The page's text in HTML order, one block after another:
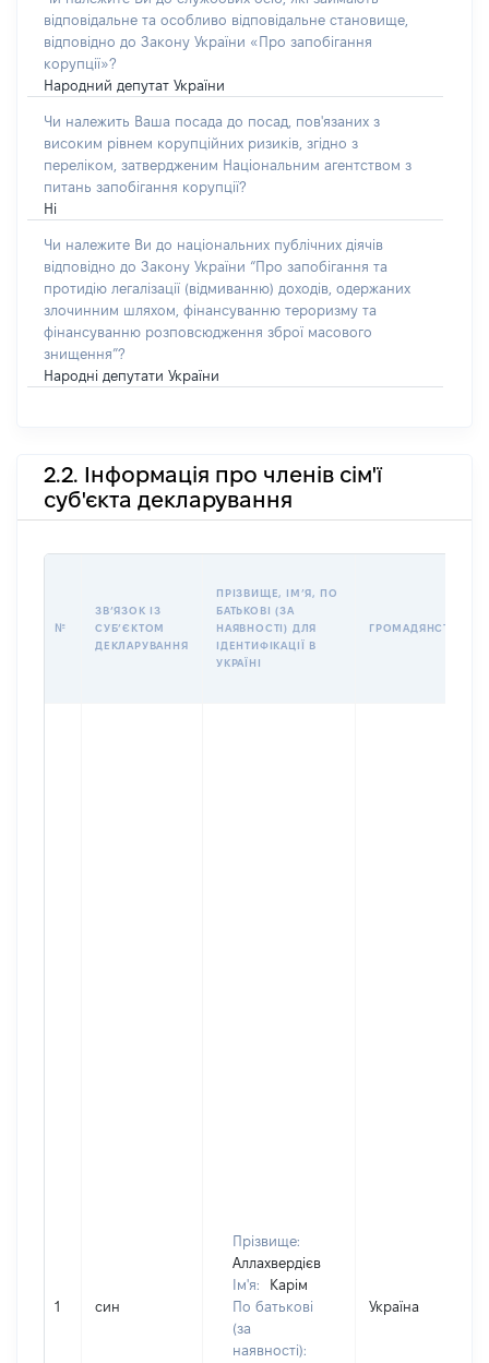
відповідальне та особливо відповідальне становище,
відповідно до Закону України «Про запобігання
корупції»?
Народний депутат України
Чи належить Ваша посада до посад, пов'язаних з
високим рівнем корупційних ризиків, згідно з
переліком, затвердженим Національним агентством з
питань запобігання корупції?
Ні
Чи належите Ви до національних публічних діячів
відповідно до Закону України “Про запобігання та
протидію легалізації (відмиванню) доходів, одержаних
злочинним шляхом, фінансуванню тероризму та
фінансуванню розповсюдження зброї масового
знищення”?
Народні депутати України
2.2. Інформація про членів сім'ї
суб'єкта декларування
№
ЗВʼЯЗОК ІЗ
СУБʼЄКТОМ
ДЕКЛАРУВАННЯ
ПРІЗВИЩЕ, ІМʼЯ, ПО
БАТЬКОВІ (ЗА
НАЯВНОСТІ) ДЛЯ
ІДЕНТИФІКАЦІЇ В
УКРАЇНІ
ГРОМАДЯНСТВО
1 син
Прізвище:
Аллахвердієв
Ім'я:
Карім
По батькові
(за
наявності):
Україна